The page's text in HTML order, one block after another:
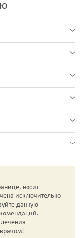
носит
исключительно
данную